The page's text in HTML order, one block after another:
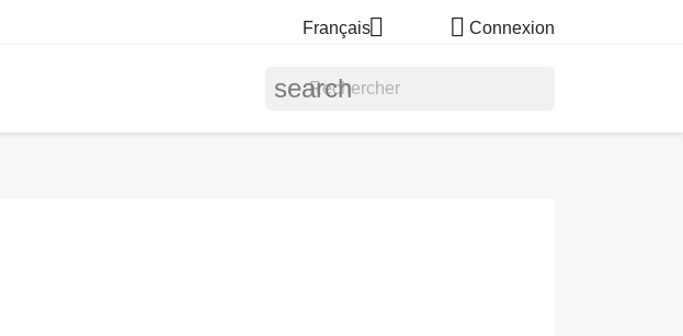
Français  Connexion
search